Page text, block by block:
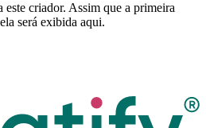
este criador. Assim que a primeira
será exibida aqui.